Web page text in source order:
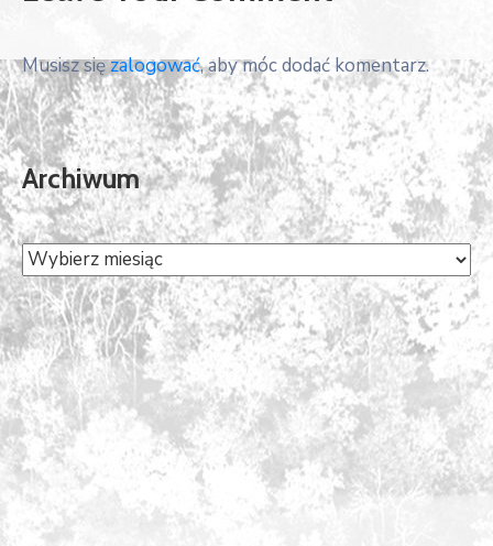
Musisz sięzalogować, aby móc dodać komentarz.
Archiwum